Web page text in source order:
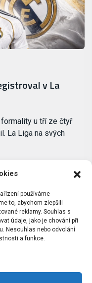
používáme
to, abychom zlepšili
reklamy. Souhlas s
údaje, jako je chování při
Nesouhlas nebo odvolání
a funkce.
v La
u tří ze čtyř
La Liga na svých